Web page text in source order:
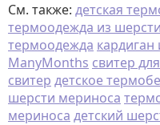
См. также: детская
термоодежда из
термоодежда
ManyMonths свитер
свитер детское
шерсти мериноса
мериноса детский